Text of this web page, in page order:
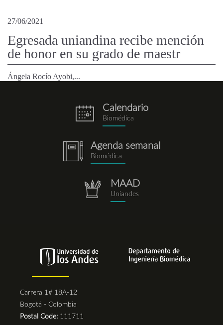
27/06/2021
Egresada uniandina recibe mención
de honor en su grado de maestr
Ángela Rocío Ayobi,...
eventos.png
Calendario
Biomédica
notebook.png
Agenda semanal
Biomédica
repositorio.png
MAAD
Uniandes
Carrera 1# 18A-12
Bogotá - Colombia
Postal Code: 111711